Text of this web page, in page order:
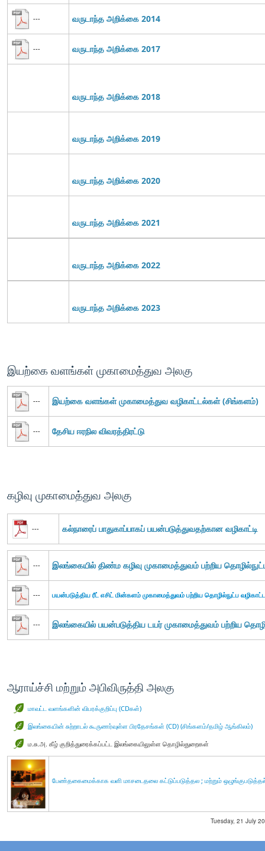
--- வருடாந்த அறிக்கை 2014
--- வருடாந்த அறிக்கை 2017
வருடாந்த அறிக்கை 2018
வருடாந்த அறிக்கை 2019
வருடாந்த அறிக்கை 2020
வருடாந்த அறிக்கை 2021
வருடாந்த அறிக்கை 2022
வருடாந்த அறிக்கை 2023
இயற்கை வளங்கள் முகாமைத்துவ அலகு
--- இயற்கை வளங்கள் முகாமைத்துவ வழிகாட்டல்கள் (சிங்களம்)
--- தேசிய ஈரநில விவரத்திரட்டு
கழிவு முகாமைத்துவ அலகு
--- கல்நாரைப் பாதுகாப்பாகப் பயன்படுத்துவதற்கான வழிகாட்டி
--- இலங்கையில் திண்ம கழிவு முகாமைத்துவம் பற்றிய
--- பயன்படுத்திய ரீட் எசிட் மின்களம் முகாமைத்துவம் பற்றிய தொழில்நுட்ப
--- இலங்கையில் பயன்படுத்திய டயர் முகாமைத்துவம் பற்றிய
ஆராய்ச்சி மற்றும் அபிவிருத்தி அலகு
மாவட்ட வளங்களின் விபரக்குறிப்பு (CDகள்)
இலங்கையின் சுற்றாடல் கூருணர்வுள்ள பிரதேசங்கள் (CD) (சிங்களம்/தமிழ் ஆங்கிலம்)
ம.சு.அ. கீழ் குறித்துரைக்கப்பட்ட இலங்கையிலுள்ள தொழில்துறைகள்
பேண்தகைமைக்காக வளி மாசடைதலை கட்டுப்படுத்தல ; மற்றும் ஒழுங்குபடுத்தல்
Tuesday, 21 July